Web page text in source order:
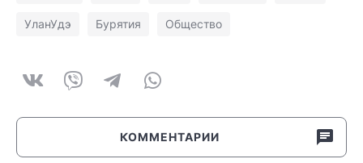
УланУдэ Бурятия Общество
КОММЕНТАРИИ